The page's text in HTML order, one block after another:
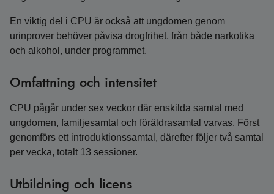
En viktig del i CPU är också att ungdomen genom
urinprover behöver påvisa drogfrihet, från både narkotika
och alkohol, under programmet.
Omfattning och intensitet
CPU pågår under sex veckor där enskilda samtal med
ungdomen, familjesamtal och föräldrasamtal varvas. Först
genomförs ett introduktionssamtal, därefter följer två samtal
per vecka, totalt 13 sessioner.
Utbildning och licens